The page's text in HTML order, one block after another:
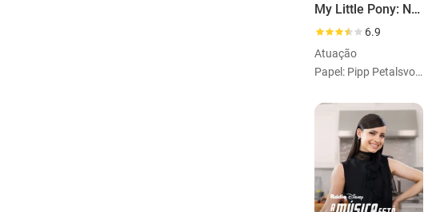
My Little Pony: Nova Geração
6.9
Atuação
Papel: Pipp Petalsvoice